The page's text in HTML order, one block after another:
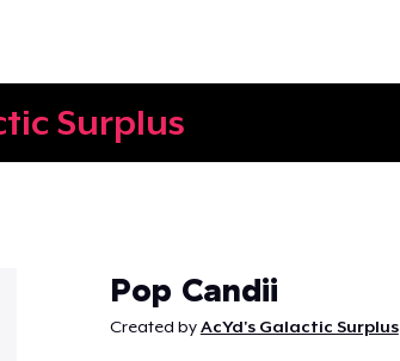
Surplus
Pop Candii
Created byAcYd's Galactic Surplus